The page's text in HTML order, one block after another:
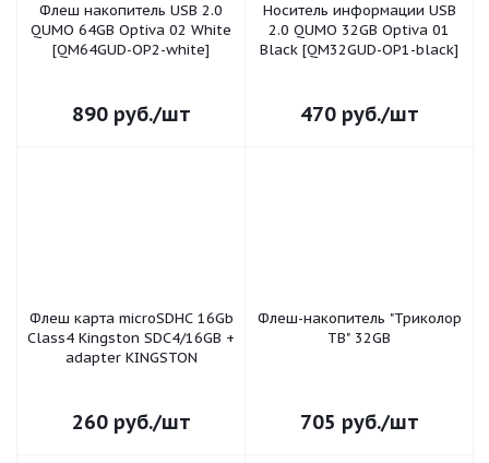
Флеш накопитель USB 2.0
QUMO 64GB Optiva 02 White
[QM64GUD-OP2-white]
890руб./шт
Носитель информации USB
2.0 QUMO 32GB Optiva 01
Black [QM32GUD-OP1-black]
470руб./шт
Флеш карта microSDHC 16Gb
Class4 Kingston SDC4/16GB +
adapter KINGSTON
260руб./шт
Флеш-накопитель "Триколор
ТВ" 32GB
705 руб./шт